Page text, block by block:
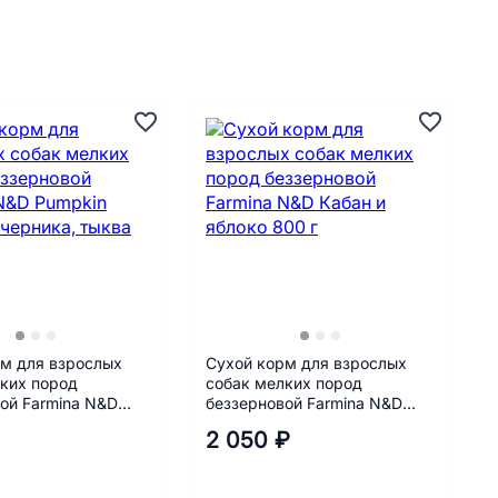
для взрослых
пород
Farmina N&D
Сухой корм для взрослых
собак мелких пород
беззерновой Farmina N&D
2 050 ₽